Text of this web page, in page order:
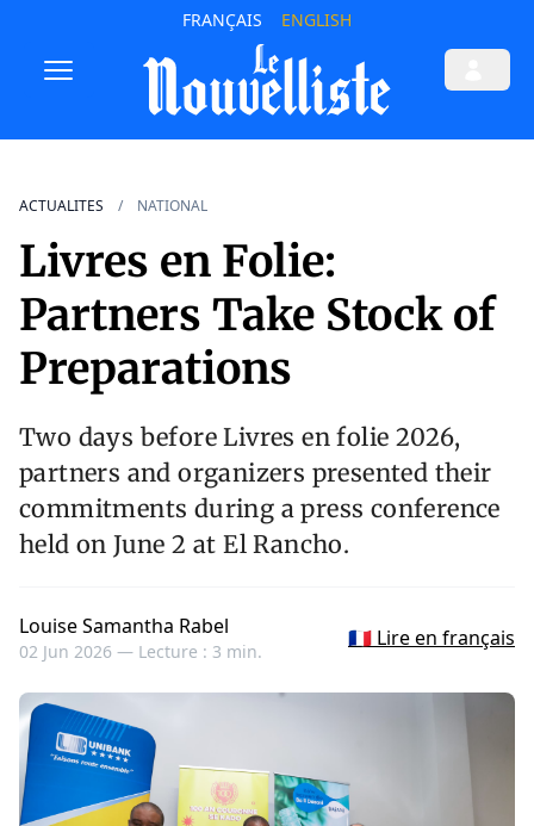
FRANÇAIS ENGLISH
ACTUALITES NATIONAL
Livres en Folie:
Partners Take Stock of
Preparations
Two days before Livres en folie 2026,
partners and organizers presented their
commitments during a press conference
held on June 2 at El Rancho.
Louise Samantha Rabel
02 Jun 2026 — Lecture : 3 min.
🇫🇷 Lire en français